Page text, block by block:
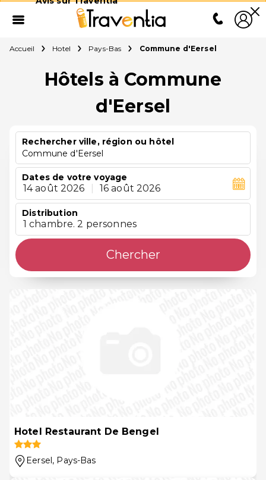
Accueil Hotel Pays-Bas Commune d'Eersel
Hôtels à Commune
d'Eersel
Rechercher ville, région ou hôtel
Commune d'Eersel
Dates de votre voyage
14 août 2026 16 août 2026
Distribution
1 chambre. 2 personnes
Chercher
Hotel Restaurant De Bengel
Eersel, Pays-Bas